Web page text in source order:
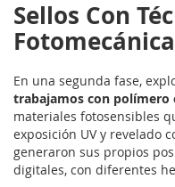
Sellos Con
En una segunda fase,
trabajamos con polímero
materiales fotosensibles
exposición UV y revelado
generaron sus propios
digitales, con diferentes